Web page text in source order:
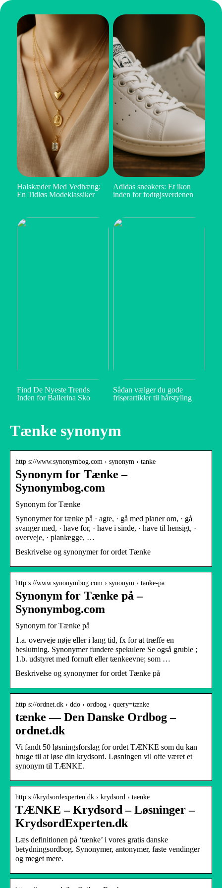
Halskæder Med Vedhæng:
En Tidløs Modeklassiker
Adidas sneakers: Et ikon
inden for fodtøjsverdenen
Find De Nyeste Trends
Inden for Ballerina Sko
Sådan vælger du gode
frisørartikler til hårstyling
Tænke synonym
http s://www.synonymbog.com › synonym › tanke
Synonym for Tænke –
Synonymbog.com
Synonym for Tænke
Synonymer for tænke på · agte, · gå med planer om, · gå
svanger med, · have for, · have i sinde, · have til hensigt, ·
overveje, · planlægge, …
Beskrivelse og synonymer for ordet Tænke
http s://www.synonymbog.com › synonym › tanke-pa
Synonym for Tænke på –
Synonymbog.com
Synonym for Tænke på
1.a. overveje nøje eller i lang tid, fx for at træffe en
beslutning. Synonymer fundere spekulere Se også gruble ;
1.b. udstyret med fornuft eller tænkeevne; som …
Beskrivelse og synonymer for ordet Tænke på
http s://ordnet.dk › ddo › ordbog › query=tænke
tænke — Den Danske Ordbog –
ordnet.dk
Vi fandt 50 løsningsforslag for ordet TÆNKE som du kan
bruge til at løse din krydsord. Løsningen vil ofte været et
synonym til TÆNKE.
http s://krydsordexperten.dk › krydsord › taenke
TÆNKE – Krydsord – Løsninger –
KrydsordExperten.dk
Læs definitionen på ‘tænke’ i vores gratis danske
betydningsordbog. Synonymer, antonymer, faste vendinger
og meget mere.